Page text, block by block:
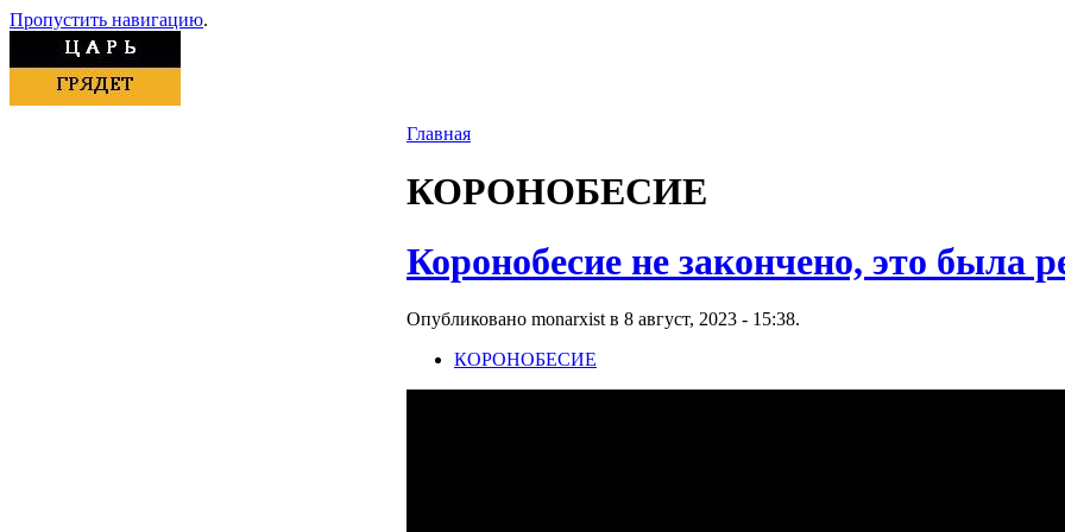
Пропустить навигацию.
Главная
КОРОНОБЕСИЕ
Коронобесие не закончено, это была
Опубликовано monarxist в 8 август, 2023 - 15:38.
КОРОНОБЕСИЕ